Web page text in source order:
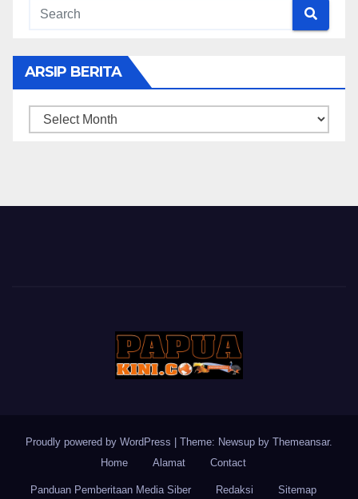
ARSIP BERITA
ARSIP
Proudly powered by WordPress Theme: Newsup by Themeansar.
Home
Alamat Contact
Panduan Pemberitaan Media Siber Redaksi Sitemap